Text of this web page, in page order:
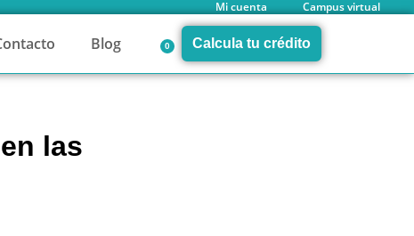
Mi cuenta Campus virtual
Blog 0 Calcula tu crédito
las